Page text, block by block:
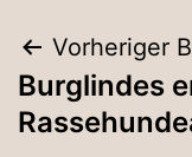
Vorheriger
Burglindes